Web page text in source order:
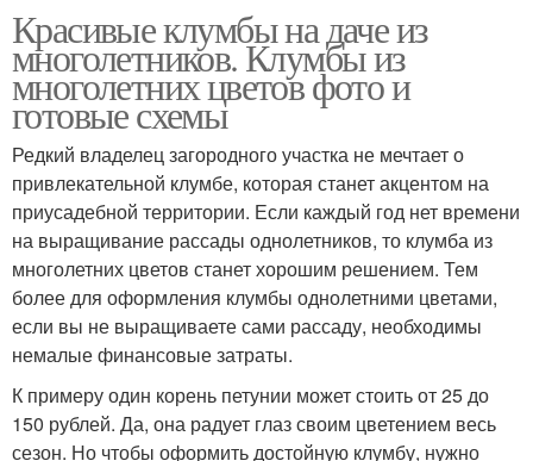
Красивые клумбы на даче из
многолетников. Клумбы из
многолетних цветов фото и
готовые схемы
Редкий владелец загородного участка не мечтает о
привлекательной клумбе, которая станет акцентом на
приусадебной территории. Если каждый год нет времени
на выращивание рассады однолетников, то клумба из
многолетних цветов станет хорошим решением. Тем
более для оформления клумбы однолетними цветами,
если вы не выращиваете сами рассаду, необходимы
немалые финансовые затраты.
К примеру один корень петунии может стоить от 25 до
150 рублей. Да, она радует глаз своим цветением весь
сезон. Но чтобы оформить достойную клумбу, нужно